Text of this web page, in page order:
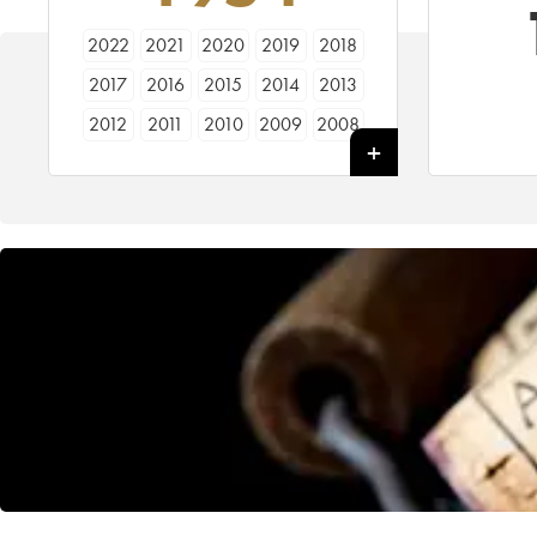
2022 2021 2020 2019
2018
2017
2016 2015 2014
2013
2012
2011 2010 2009
2008
1997
1996 1995 1994
1993
1989
1988
1984
1983
1980 1979
1978
1973
1969
1967
1962
1961
1960
1959 1958 1957
1956